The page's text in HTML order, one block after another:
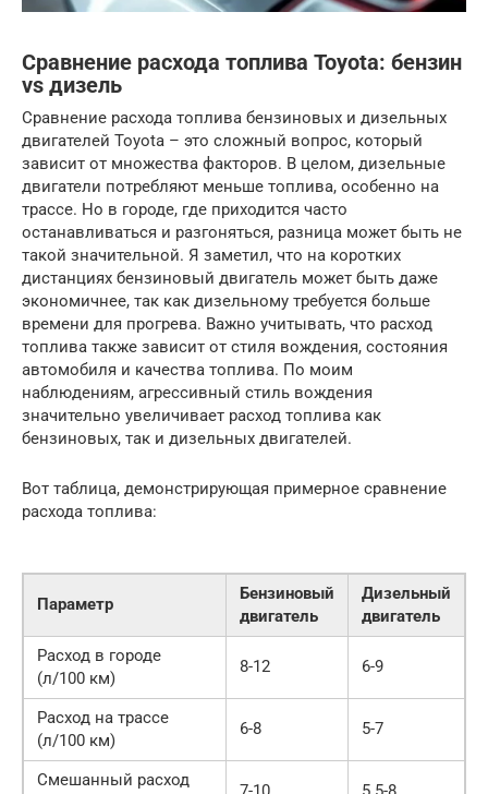
Сравнение расхода топлива Toyota: бензин
vs дизель
Сравнение расхода топлива бензиновых и дизельных
двигателей Toyota – это сложный вопрос, который
зависит от множества факторов. В целом, дизельные
двигатели потребляют меньше топлива, особенно на
трассе. Но в городе, где приходится часто
останавливаться и разгоняться, разница может быть не
такой значительной. Я заметил, что на коротких
дистанциях бензиновый двигатель может быть даже
экономичнее, так как дизельному требуется больше
времени для прогрева. Важно учитывать, что расход
топлива также зависит от стиля вождения, состояния
автомобиля и качества топлива. По моим
наблюдениям, агрессивный стиль вождения
значительно увеличивает расход топлива как
бензиновых, так и дизельных двигателей.
Вот таблица, демонстрирующая примерное сравнение
расхода топлива:
Параметр
Бензиновый
двигатель
Дизельный
двигатель
Расход в городе
(л/100 км)
8-12 6-9
Расход на трассе
(л/100 км)
6-8 5-7
Смешанный расход